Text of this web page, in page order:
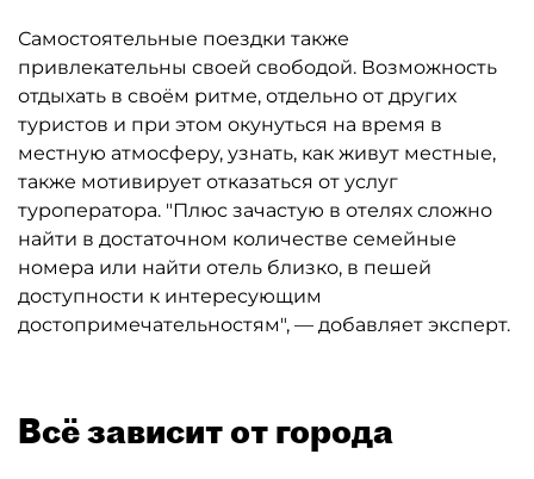
Самостоятельные поездки также
привлекательны своей свободой. Возможность
отдыхать в своём ритме, отдельно от других
туристов и при этом окунуться на время в
местную атмосферу, узнать, как живут местные,
также мотивирует отказаться от услуг
туроператора. "Плюс зачастую в отелях сложно
найти в достаточном количестве семейные
номера или найти отель близко, в пешей
доступности к интересующим
достопримечательностям", — добавляет эксперт.
Всё зависит от города